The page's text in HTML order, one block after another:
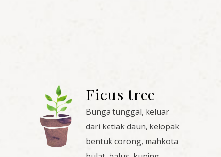
Ficus tree
Bunga tunggal, keluar
dari ketiak daun, kelopak
bentuk corong, mahkota